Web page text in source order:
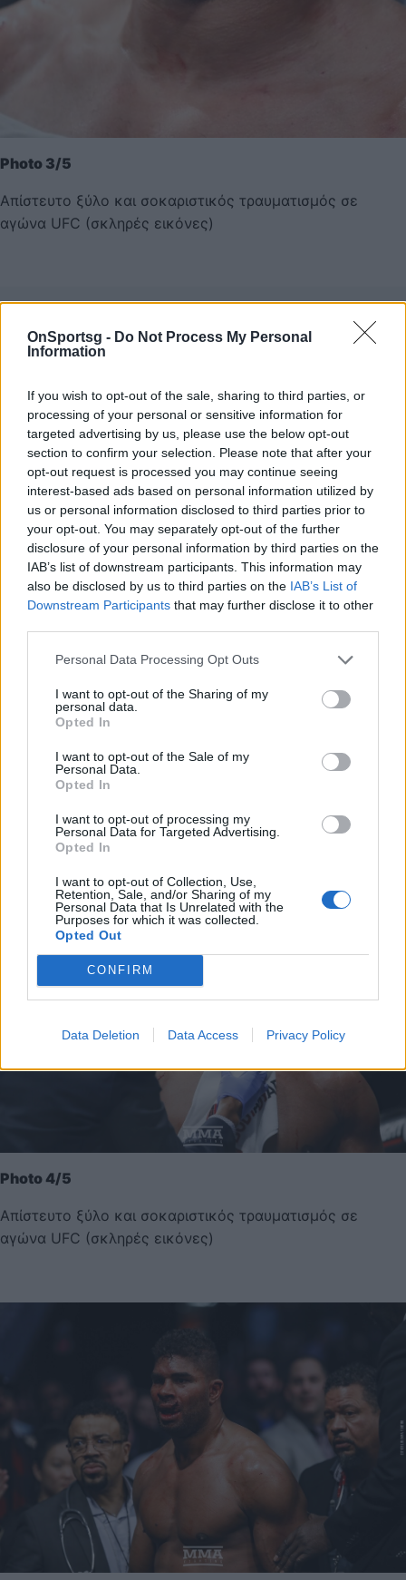
OnSportsg - Do Not Process My Personal
Information
If you wish to opt-out of the sale, sharing to third parties, or
processing of your personal or sensitive information for
targeted advertising by us, please use the below opt-out
section to confirm your selection. Please note that after your
opt-out request is processed you may continue seeing
interest-based ads based on personal information utilized by
us or personal information disclosed to third parties prior to
your opt-out. You may separately opt-out of the further
disclosure of your personal information by third parties on the
IAB’s list of downstream participants. This information may
also be disclosed by us to third parties on the IAB’s List of
Downstream Participants that may further disclose it to other
Personal Data Processing Opt Outs
I want to opt-out of the Sharing of my
personal data.
Opted In
I want to opt-out of the Sale of my
Personal Data.
Opted In
I want to opt-out of processing my
Personal Data for Targeted Advertising.
Opted In
I want to opt-out of Collection, Use,
Retention, Sale, and/or Sharing of my
Personal Data that Is Unrelated with the
Purposes for which it was collected.
Opted Out
CONFIRM
Data Deletion Data Access Privacy Policy
Photo 3/5
Απίστευτο ξύλο και σοκαριστικός τραυματισμός σε
αγώνα UFC (σκληρές εικόνες)
Photo 4/5
Απίστευτο ξύλο και σοκαριστικός τραυματισμός σε
αγώνα UFC (σκληρές εικόνες)